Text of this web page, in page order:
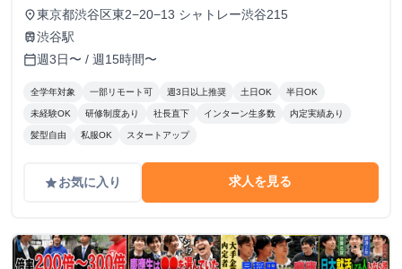
place東京都渋谷区東2−20−13 シャトレー渋谷215
train渋谷駅
calendar_today週3日〜 / 週15時間〜
全学年対象 一部リモート可 週3日以上推奨 土日OK 半日OK
未経験OK 研修制度あり 社長直下 インターン生多数 内定実績あり
髪型自由 私服OK スタートアップ
gradeお気に入り 求人を見る